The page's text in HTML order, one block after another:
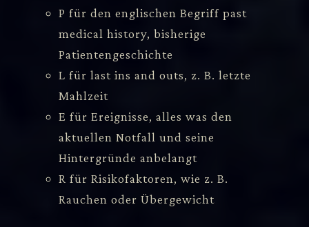
P für den englischen Begriff past
medical history, bisherige
Patientengeschichte
L für last ins and outs, z. B. letzte
Mahlzeit
E für Ereignisse, alles was den
aktuellen Notfall und seine
Hintergründe anbelangt
R für Risikofaktoren, wie z. B.
Rauchen oder Übergewicht